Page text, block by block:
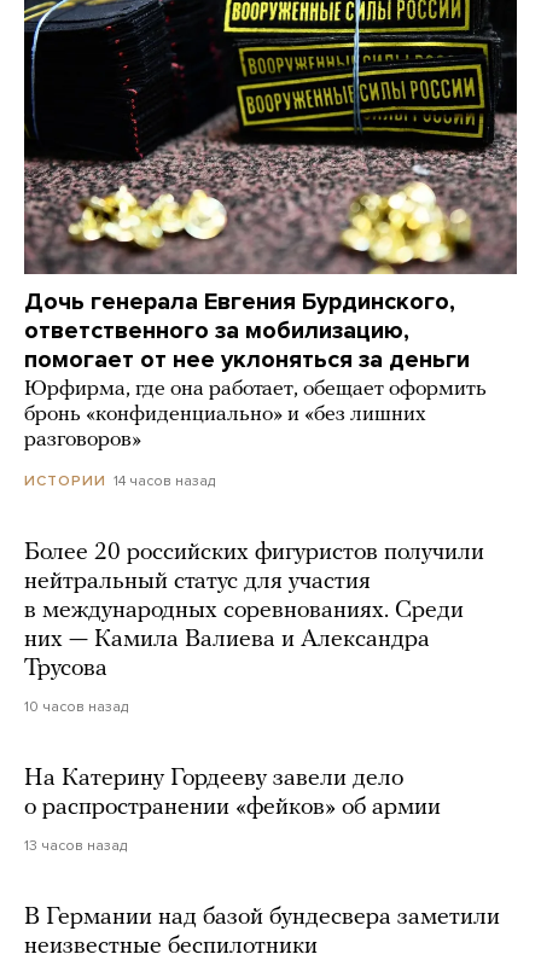
Дочь генерала Евгения Бурдинского,
ответственного за мобилизацию,
помогает от нее уклоняться за деньги
Юрфирма, где она работает, обещает оформить
бронь «конфиденциально» и «без лишних
разговоров»
ИСТОРИИ 14 часов назад
Более 20 российских фигуристов получили
нейтральный статус для участия
в международных соревнованиях. Среди
них — Камила Валиева и Александра
Трусова
10 часов назад
На Катерину Гордееву завели дело
о распространении «фейков» об армии
13 часов назад
В Германии над базой бундесвера заметили
неизвестные беспилотники